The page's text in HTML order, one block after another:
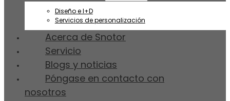
Diseño e I+D
Servicios de personalización
Acerca de Snotor
Servicio
Blogs y noticias
Póngase en contacto con
nosotros